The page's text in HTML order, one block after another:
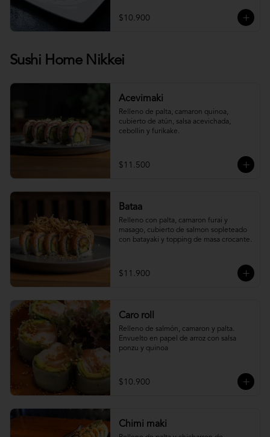
$10.900
Sushi Home Nikkei
Acevimaki
Relleno de palta, camaron quinoa,
cubierto de atún, salsa acevichada,
cebollin y furikake.
$11.500
Bataa
Relleno con palta, camaron furai y
masago, cubierto de salmon sopleteado
con batayaki y topping de masa crocante.
$11.900
Caro roll
Relleno de salmón, camaron y palta.
Envuelto en papel de arroz con salsa
ponzu y quinoa
$10.900
Chimi maki